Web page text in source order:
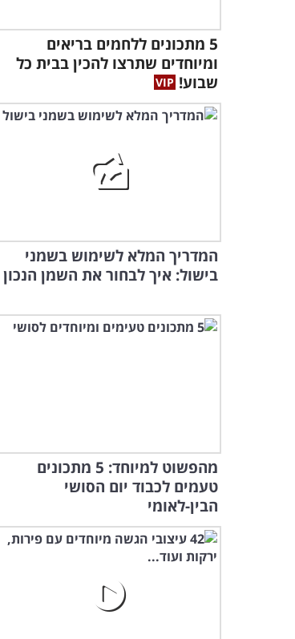
5 מתכונים ללחמים בריאים
ומיוחדים שתרצו להכין בבית כל
שבוע!
המדריך המלא לשימוש בשמני
בישול: איך לבחור את השמן הנכון
מהפשוט למיוחד: 5 מתכונים
טעמים לכבוד יום הסושי
הבין-לאומי